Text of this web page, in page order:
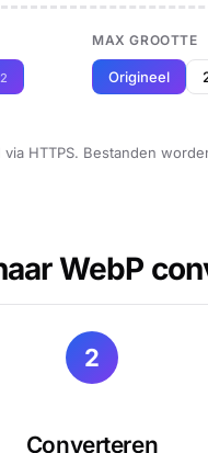
MAX GROOTTE
Origineel
HTTPS. Bestanden
WebP
2
Converteren